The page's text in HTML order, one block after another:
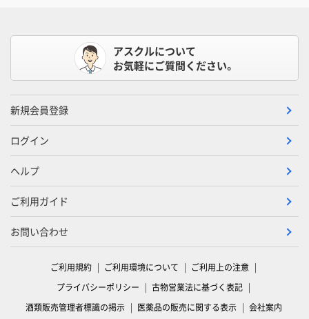
アスクルについて
お気軽にご質問ください。
新規会員登録
ログイン
ヘルプ
ご利用ガイド
お問い合わせ
ご利用規約 ご利用環境について
ご利用上の注意
プライバシーポリシー
古物営業法に基づく表記
酒類販売管理者標識の掲示
医薬品の販売に関する表示 会社案内